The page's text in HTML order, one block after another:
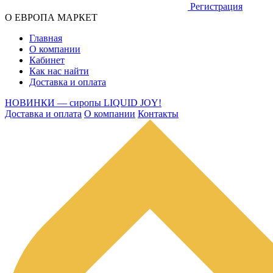
Регистрация
О ЕВРОПА МАРКЕТ
Главная
О компании
Кабинет
Как нас найти
Доставка и оплата
НОВИНКИ — сиропы LIQUID JOY!
Доставка и оплата О компании Контакты